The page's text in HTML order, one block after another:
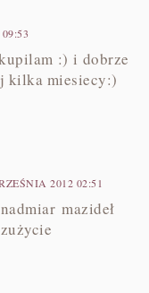
:) i dobrze
kilka miesiecy:)
2012 02:51
mazideł